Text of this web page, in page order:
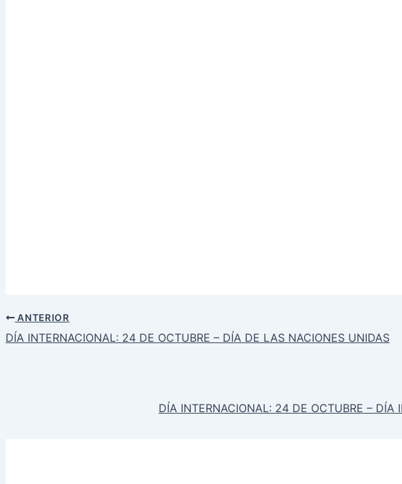
ANTERIOR
DÍA INTERNACIONAL: 24 DE OCTUBRE – DÍA DE LAS NACIONES UNIDAS
DÍA INTERNACIONAL: 24 DE OCTUBRE – DÍA